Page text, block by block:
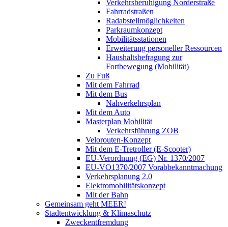
Verkehrsberuhigung Norderstraße
Fahrradstraßen
Radabstellmöglichkeiten
Parkraumkonzept
Mobilitätsstationen
Erweiterung personeller Ressourcen
Haushaltsbefragung zur
Fortbewegung (Mobilität)
Zu Fuß
Mit dem Fahrrad
Mit dem Bus
Nahverkehrsplan
Mit dem Auto
Masterplan Mobilität
Verkehrsführung ZOB
Velorouten-Konzept
Mit dem E-Tretroller (E-Scooter)
EU-Verordnung (EG) Nr. 1370/2007
EU-VO1370/2007 Vorabbekanntmachung
Verkehrsplanung 2.0
Elektromobilitätskonzept
Mit der Bahn
Gemeinsam geht MEER!
Stadtentwicklung & Klimaschutz
Zweckentfremdung